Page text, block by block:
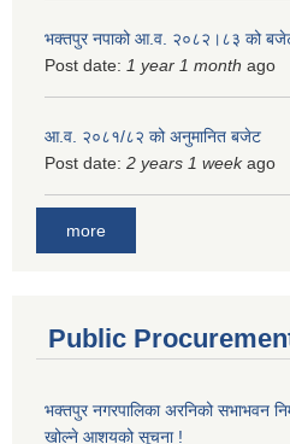
भक्तपुर नपाको आ.व. २०८२।८३ को बजेट
Post date: 1 year 1 month ago
आ.व. २०८१/८२ को अनुमानित बजेट
Post date: 2 years 1 weekago
more
Public
भक्तपुर नगरपालिका अरनिको सभाभवन
खोल्ने आशयको सूचना !